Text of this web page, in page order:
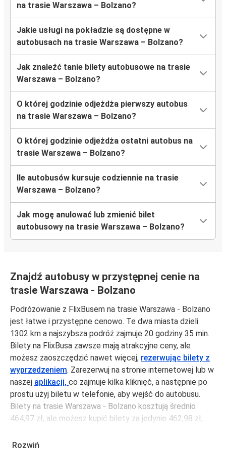
na trasie Warszawa – Bolzano?
Jakie usługi na pokładzie są dostępne w
autobusach na trasie Warszawa – Bolzano?
Jak znaleźć tanie bilety autobusowe na trasie
Warszawa – Bolzano?
O której godzinie odjeżdża pierwszy autobus
na trasie Warszawa – Bolzano?
O której godzinie odjeżdża ostatni autobus na
trasie Warszawa – Bolzano?
Ile autobusów kursuje codziennie na trasie
Warszawa – Bolzano?
Jak mogę anulować lub zmienić bilet
autobusowy na trasie Warszawa – Bolzano?
Znajdź autobusy w przystępnej cenie na
trasie Warszawa - Bolzano
Podróżowanie z FlixBusem na trasie Warszawa - Bolzano
jest łatwe i przystępne cenowo. Te dwa miasta dzieli
1302 km a najszybsza podróż zajmuje 20 godziny 35 min.
Bilety na FlixBusa zawsze mają atrakcyjne ceny, ale
możesz zaoszczędzić nawet więcej, rezerwując bilety z
wyprzedzeniem. Zarezerwuj na stronie internetowej lub w
naszej aplikacji, co zajmuje kilka kliknięć, a następnie po
prostu użyj biletu w telefonie, aby wejść do autobusu.
Bilety na trasie Warszawa - Bolzano kosztują średnio
464,97 zł, ale możesz kupić bilety za jedynie 462,98 zł,
unikając weekendów i świąt. Aby podróżować szybko,
Rozwiń